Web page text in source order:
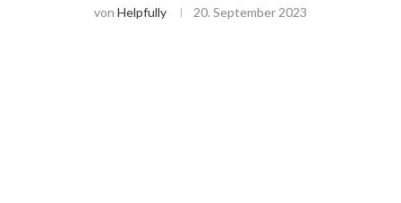
von Helpfully 20. September 2023